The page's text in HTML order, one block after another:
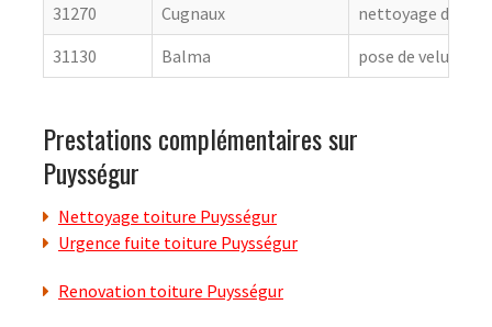
31270
Cugnaux
nettoyage de
31130
Balma pose de velux
Prestations complémentaires sur
Puysségur
Nettoyage toiture Puysségur
Urgence fuite toiture Puysségur
Renovation toiture Puysségur